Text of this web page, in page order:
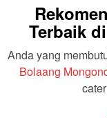
Terbaik
Anda yang
Bolaang